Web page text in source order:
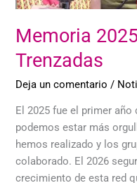
Memoria
Trenzadas
Deja un comentario /
El 2025 fue el primer
podemos estar más
hemos realizado y los
colaborado. El 2026
crecimiento de esta red